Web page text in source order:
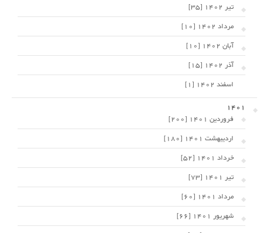
تیر 1402 [35]
مرداد 1402 [10]
آبان 1402 [10]
آذر 1402 [15]
اسفند 1402 [1]
1401
فروردین 1401 [200]
اردیبهشت 1401 [180]
خرداد 1401 [52]
تیر 1401 [73]
مرداد 1401 [60]
شهریور 1401 [66]